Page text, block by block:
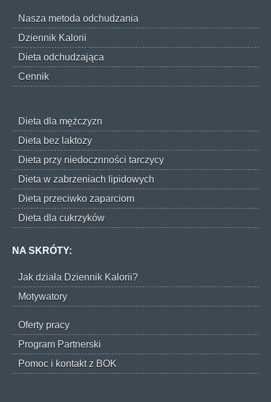
Nasza metoda odchudzania
Dziennik Kalorii
Dieta odchudzająca
Cennik
Dieta dla mężczyzn
Dieta bez laktozy
Dieta przy niedocznności tarczycy
Dieta w zabrzeniach lipidowych
Dieta przeciwko zaparciom
Dieta dla cukrzyków
NA SKRÓTY:
Jak działa Dziennik Kalorii?
Motywatory
Oferty pracy
Program Partnerski
Pomoc i kontakt z BOK